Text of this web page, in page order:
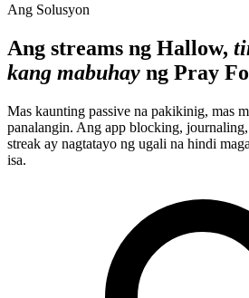
Ang Solusyon
Ang streams ng Hallow,
kang mabuhay ng Pray
Mas kaunting passive na pakikinig, mas
panalangin. Ang app blocking,
streak ay nagtatayo ng ugali na hindi
isa.